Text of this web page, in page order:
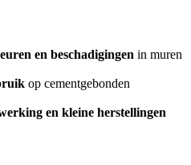
en beschadigingen in muren
op cementgebonden
en kleine herstellingen